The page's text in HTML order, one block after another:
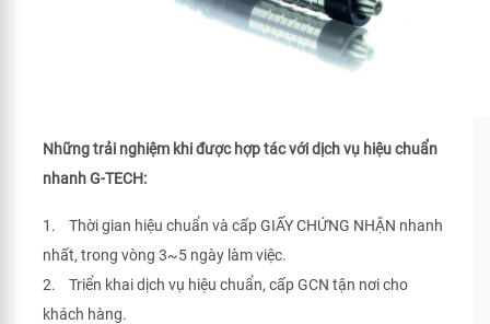
Những trải nghiệm khi được hợp tác với dịch vụ hiệu chuẩn
nhanh G-TECH:
1. Thời gian hiệu chuẩn và cấp GIẤY CHỨNG NHẬN nhanh
nhất, trong vòng 3~5 ngày làm việc.
2. Triển khai dịch vụ hiệu chuẩn, cấp GCN tận nơi cho
khách hàng.